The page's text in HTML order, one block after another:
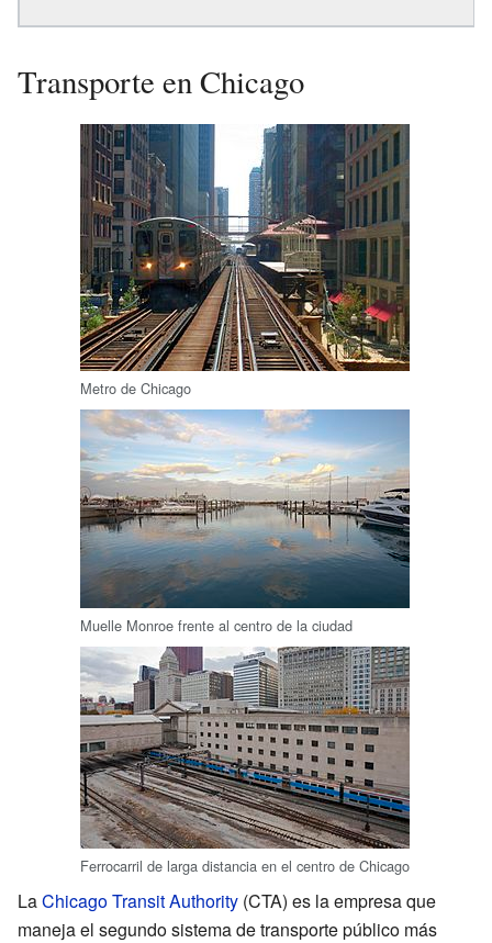
Transporte en Chicago
Metro de Chicago
Muelle Monroe frente al centro de la ciudad
Ferrocarril de larga distancia en el centro de Chicago
LaChicago Transit Authority (CTA) es la empresa que
maneja el segundo sistema de transporte público más